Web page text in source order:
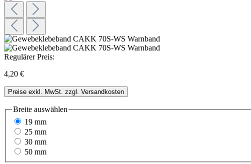
Regulärer Preis:
4,20 €
Preise exkl. MwSt. zzgl. Versandkosten
Breite auswählen
19 mm
25 mm
30 mm
50 mm